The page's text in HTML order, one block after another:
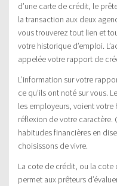
d’une carte de crédit, le
la transaction aux deux
vous trouverez tout lien et
votre historique d’emploi.
appelée votre rapport de
L’information sur votre
ce qu’ils ont noté sur vous.
les employeurs, voient
réflexion de votre caractère.
habitudes financières en
choisissons de vivre.
La cote de crédit, ou la cote
permet aux prêteurs